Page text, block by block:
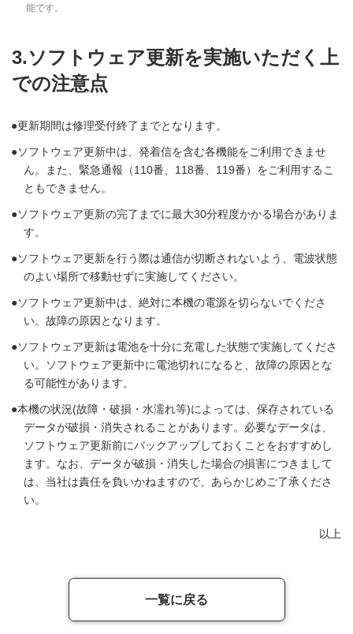
能です。
3.ソフトウェア更新を実施いただく上
での注意点
更新期間は修理受付終了までとなります。
ソフトウェア更新中は、発着信を含む各機能をご利用できませ
ん。また、緊急通報（110番、118番、119番）をご利用するこ
ともできません。
ソフトウェア更新の完了までに最大30分程度かかる場合がありま
す。
ソフトウェア更新を行う際は通信が切断されないよう、電波状態
のよい場所で移動せずに実施してください。
ソフトウェア更新中は、絶対に本機の電源を切らないでくださ
い。故障の原因となります。
ソフトウェア更新は電池を十分に充電した状態で実施してくださ
い。ソフトウェア更新中に電池切れになると、故障の原因とな
る可能性があります。
本機の状況(故障・破損・水濡れ等)によっては、保存されている
データが破損・消失されることがあります。必要なデータは、
ソフトウェア更新前にバックアップしておくことをおすすめし
ます。なお、データが破損・消失した場合の損害につきまして
は、当社は責任を負いかねますので、あらかじめご了承くださ
い。
以上
一覧に戻る